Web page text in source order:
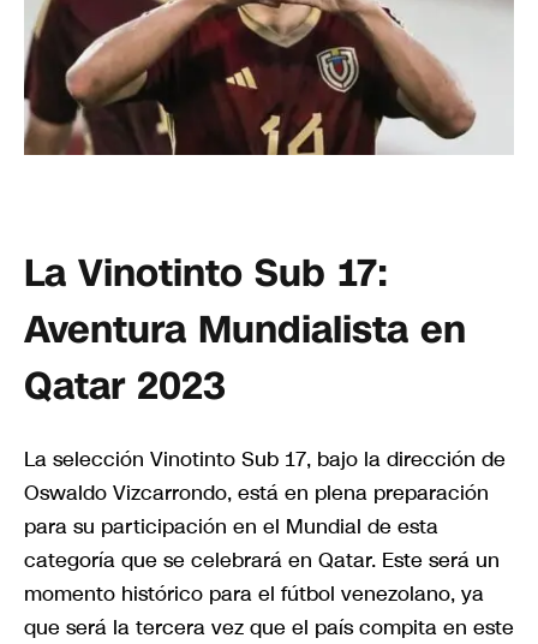
La Vinotinto Sub 17:
Aventura Mundialista en
Qatar 2023
La selección Vinotinto Sub 17, bajo la dirección de
Oswaldo Vizcarrondo, está en plena preparación
para su participación en el Mundial de esta
categoría que se celebrará en Qatar. Este será un
momento histórico para el fútbol venezolano, ya
que será la tercera vez que el país compita en este